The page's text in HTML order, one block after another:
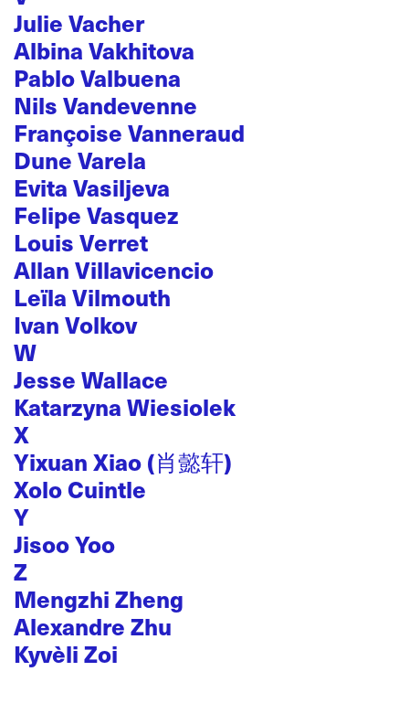
Julie Vacher
Albina Vakhitova
Pablo Valbuena
Nils Vandevenne
Françoise Vanneraud
Dune Varela
Evita Vasiljeva
Felipe Vasquez
Louis Verret
Allan Villavicencio
Leïla Vilmouth
Ivan Volkov
W
Jesse Wallace
Katarzyna Wiesiolek
X
Yixuan Xiao (肖懿轩)
Xolo Cuintle
Y
Jisoo Yoo
Z
Mengzhi Zheng
Alexandre Zhu
Kyvèli Zoi